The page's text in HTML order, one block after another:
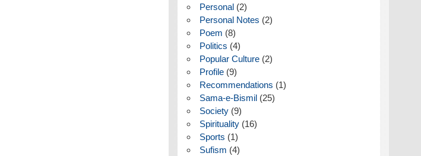
Personal(2)
Personal Notes (2)
Poem (8)
Politics (4)
Popular Culture(2)
Profile(9)
Recommendations (1)
Sama-e-Bismil(25)
Society(9)
Spirituality(16)
Sports (1)
Sufism (4)